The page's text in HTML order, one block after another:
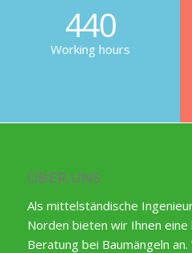
440
Working hours
ÜBER UNS
Als mittelständische
Norden bieten wir Ihnen
Beratung bei Baumängeln